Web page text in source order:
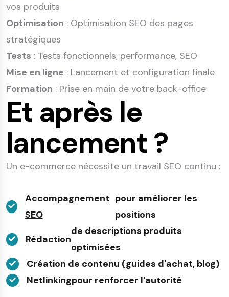
vos produits
Optimisation : Optimisation SEO des pages
stratégiques
Tests : Tests fonctionnels, performance, SEO
Mise en ligne : Lancement et configuration finale
Formation : Prise en main de votre back-office
Et après le
lancement ?
Un e-commerce nécessite un travail SEO continu :
Accompagnement
SEO
pour améliorer les
positions
Rédaction
de descriptions produits
optimisées
Création de contenu (guides d'achat, blog)
Netlinkingpour renforcer l'autorité